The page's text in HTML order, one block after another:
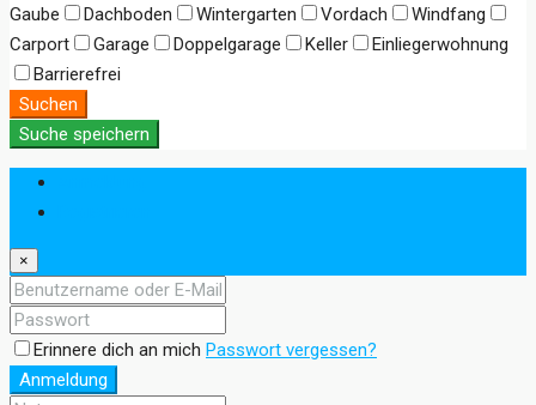
Gaube
Dachboden Wintergarten Vordach
Windfang
Carport
Garage Doppelgarage Keller
Einliegerwohnung
Barrierefrei
Suchen
Suche speichern
×
Erinnere dich an mich Passwort vergessen?
Anmeldung